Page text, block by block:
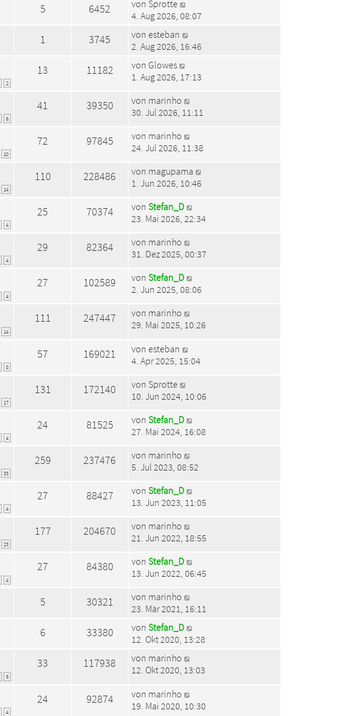
5 6452 von Sprotte
4. Aug 2026, 08:07
1 3745 von esteban
2. Aug 2026, 16:46
2
13 11182 von Glowes
1. Aug 2026, 17:13
6
41 39350 von marinho
30. Jul 2026, 11:11
10
72 97845 von marinho
24. Jul 2026, 11:38
14
110 228486 von magupama
1. Jun 2026, 10:46
4
25 70374 von Stefan_D
23. Mai 2026, 22:34
4
29 82364 von marinho
31. Dez 2025, 00:37
4
27 102589 von Stefan_D
2. Jun 2025, 08:06
14
111 247447 von marinho
29. Mai 2025, 10:26
8
57 169021 von esteban
4. Apr 2025, 15:04
17
131 172140 von Sprotte
10. Jun 2024, 10:06
4
24 81525 von Stefan_D
27. Mai 2024, 16:08
33
259 237476 von marinho
5. Jul 2023, 08:52
4
27 88427 von Stefan_D
13. Jun 2023, 11:05
23
177 204670 von marinho
21. Jun 2022, 18:55
4
27 84380 von Stefan_D
13. Jun 2022, 06:45
5 30321 von marinho
23. Mär 2021, 16:11
6 33380 von Stefan_D
12. Okt 2020, 13:28
5
33 117938 von marinho
12. Okt 2020, 13:03
4
24 92874 von marinho
19. Mai 2020, 10:30